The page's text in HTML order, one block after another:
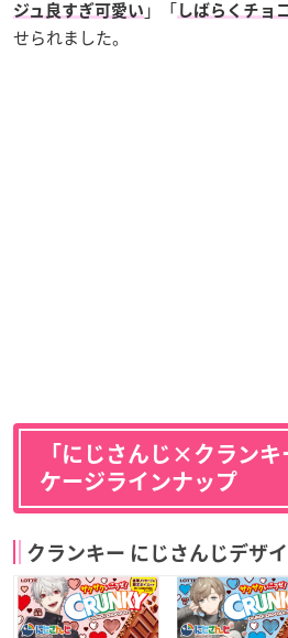
ジュ良すぎ可愛い 」「 しばらくチョ
せられました。
「にじさんじ×クランキ
ケージラインナップ
クランキー にじさんじデザ